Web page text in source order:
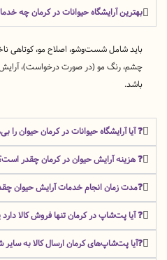
آرایشگاه حیوانات در کرمان چه خدماتی باید
شامل شست‌وشو، اصلاح مو، کوتاهی ناخن،
رنگ مو (در صورت درخواست)، آرایش عروسکی
آرایشگاه حیوانات در کرمان حیوان را بی‌هوش
آرایش حیوان در کرمان چقدر است؟
زمان انجام خدمات آرایش حیوان چقدر است؟
پت‌شاپ در کرمان تنها فروش کالا دارد یا
پت‌شاپ‌های کرمان ارسال کالا به سایر شهرها